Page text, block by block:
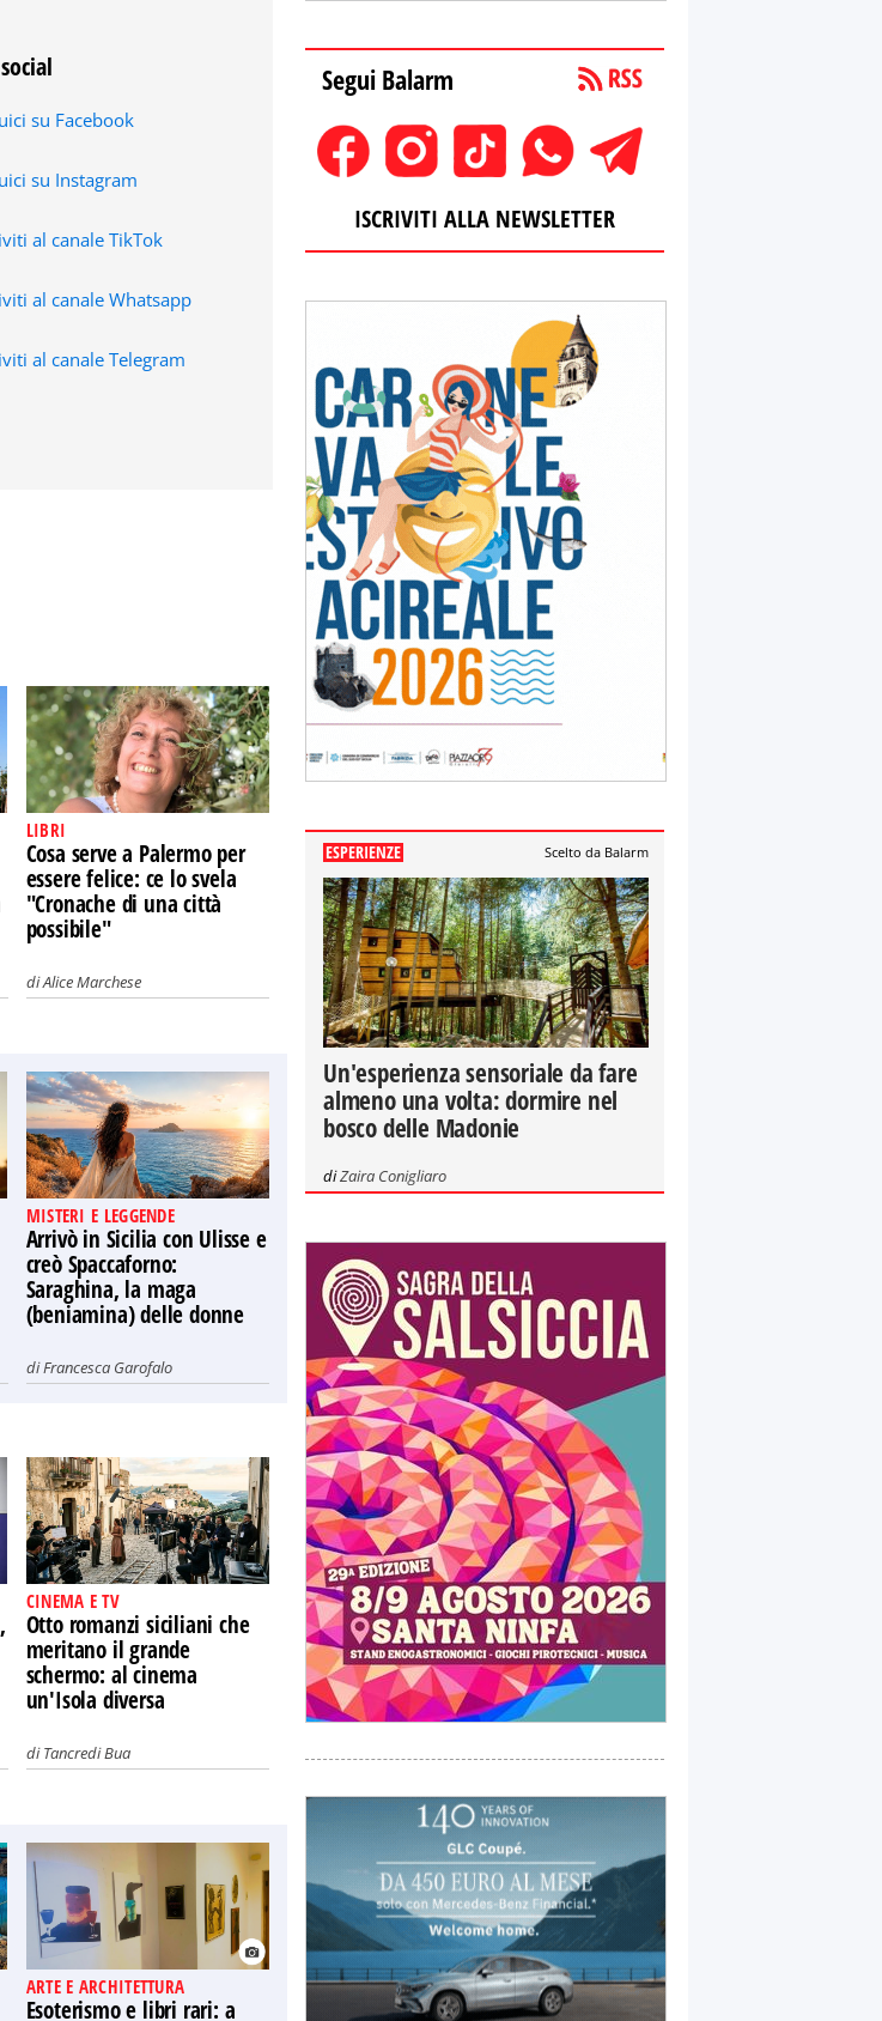
su Facebook
su Instagram
al canale TikTok
al canale Whatsapp
al canale Telegram
LIBRI
Cosa serve a Palermo per
essere felice: ce lo svela
"Cronache di una città
possibile"
diAlice Marchese
MISTERI E LEGGENDE
Arrivò in Sicilia con Ulisse e
creò Spaccaforno:
Saraghina, la maga
(beniamina) delle donne
diFrancesca Garofalo
CINEMA E TV
Otto romanzi siciliani che
meritano il grande
schermo: al cinema
un'Isola diversa
diTancredi Bua
ARTE E ARCHITETTURA
Esoterismo e libri rari: a
Segui Balarm
ISCRIVITI ALLA NEWSLETTER
ESPERIENZE Scelto da Balarm
Un'esperienza sensoriale da fare
almeno una volta: dormire nel
bosco delle Madonie
diZaira Conigliaro